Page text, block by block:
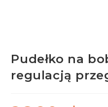
Pudełko na
regulacją